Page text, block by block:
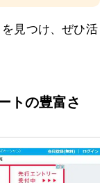
見つけ、ぜひ活
トの豊富さ